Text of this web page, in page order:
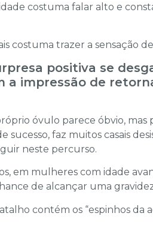
costuma falar alto e
costuma trazer a sensação
positiva se
a impressão de
óvulo parece óbvio, mas
su­cesso, faz muitos casais
neste percurso.
em mulheres com idade
de alcançar uma
contém os “espinhos da